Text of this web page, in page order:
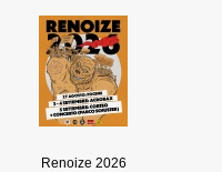
Renoize 2026